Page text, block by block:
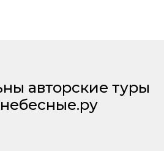
авторские туры